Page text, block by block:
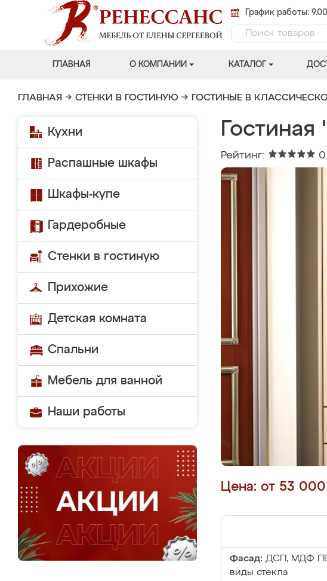
График работы:
ГЛАВНАЯ О КОМПАНИИ КАТАЛОГ
ГЛАВНАЯ → СТЕНКИ В ГОСТИНУЮ → ГОСТИНЫЕ В
Кухни
Распашные шкафы
Шкафы-купе
Гардеробные
Стенки в гостиную
Прихожие
Детская комната
Спальни
Мебель для ванной
Наши работы
Рейтинг:
Цена: от 53
Фасад: ДСП, МДФ
виды стекла